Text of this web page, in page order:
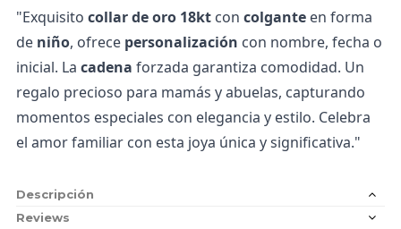
"Exquisito collar de oro 18kt con colgante en forma
de niño, ofrece personalización con nombre, fecha o
inicial. La cadena forzada garantiza comodidad. Un
regalo precioso para mamás y abuelas, capturando
momentos especiales con elegancia y estilo. Celebra
el amor familiar con esta joya única y significativa."
Descripción
Reviews